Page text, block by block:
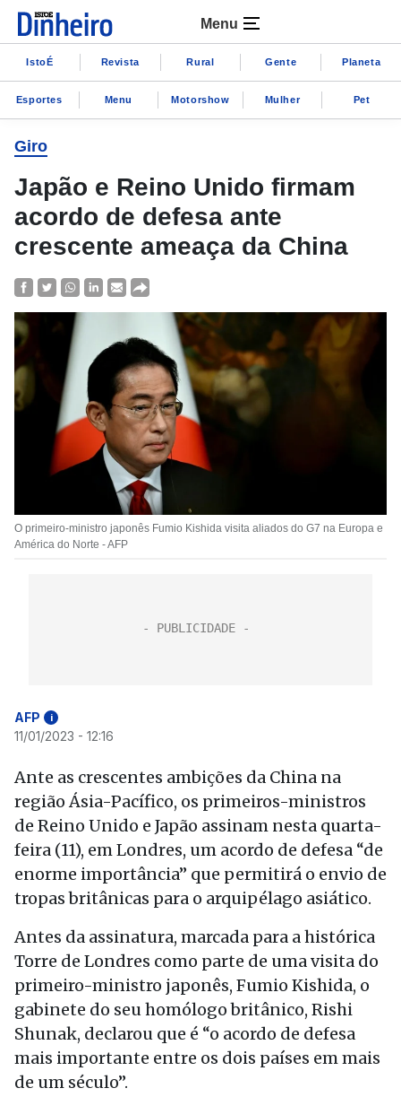
Menu
IstoÉ Revista Rural Gente Planeta
Esportes Menu Motorshow Mulher Pet
Giro
Japão e Reino Unido firmam
acordo de defesa ante
crescente ameaça da China
O primeiro-ministro japonês Fumio Kishida visita aliados do G7 na Europa e
América do Norte - AFP
AFP i
11/01/2023 - 12:16
Ante as crescentes ambições da China na
região Ásia-Pacífico, os primeiros-ministros
de Reino Unido e Japão assinam nesta quarta-
feira (11), em Londres, um acordo de defesa “de
enorme importância” que permitirá o envio de
tropas britânicas para o arquipélago asiático.
Antes da assinatura, marcada para a histórica
Torre de Londres como parte de uma visita do
primeiro-ministro japonês, Fumio Kishida, o
gabinete do seu homólogo britânico, Rishi
Shunak, declarou que é “o acordo de defesa
mais importante entre os dois países em mais
de um século”.